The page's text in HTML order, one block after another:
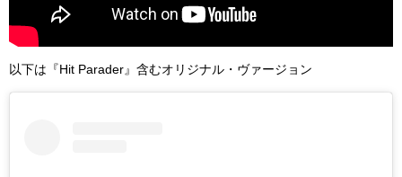
以下は『Hit Parader』含むオリジナル・ヴァージョン